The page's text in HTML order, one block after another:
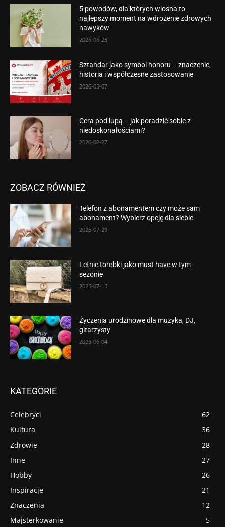
5 powodów, dla których wiosna to
najlepszy moment na wdrożenie zdrowych
nawyków
2026-06-25
Sztandar jako symbol honoru – znaczenie,
historia i współczesne zastosowanie
2026-05-07
Cera pod lupą – jak poradzić sobie z
niedoskonałościami?
2026-02-27
ZOBACZ RÓWNIEŻ
Telefon z abonamentem czy może sam
abonament? Wybierz opcję dla siebie
2025-07-29
Letnie torebki jako must have w tym
sezonie
2025-07-15
Życzenia urodzinowe dla muzyka, DJ,
gitarzysty
2025-06-04
KATEGORIE
Celebryci
62
Kultura
36
Zdrowie
28
Inne
27
Hobby
26
Inspiracje
21
Znaczenia
12
Majsterkowanie
5